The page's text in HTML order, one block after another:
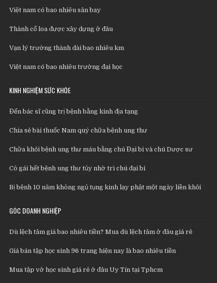
Việt nam có bao nhiêu sân bay
Thành cổ loa được xây dựng ở đâu
Vạn lý trường thành dài bao nhiêu km
Việt nam có bao nhiêu trường đại học
KINH NGHIỆM SỨC KHỎE
Đến bác sĩ cũng trị bệnh bằng kinh địa tạng
Chia sẻ bài thuốc Nam quý chữa bệnh ung thư
Chữa khỏi bệnh ung thư máu bằng chú Đại bi và chú Dược sư
Cô gái hết bệnh ung thư tủy nhờ trì chú đại bi
Bị bệnh 10 năm không ngủ tụng kinh lạy phật một ngày liền khỏi
GÓC DOANH NGHIỆP
Dù lệch tâm giá bao nhiêu tiền? Mua dù lệch tâm ở đâu giá rẻ
Giá bán tập học sinh 96 trang hiện nay là bao nhiêu tiền
Mua tập vở học sinh giá rẻ ở đâu Uy Tín tại Tphcm